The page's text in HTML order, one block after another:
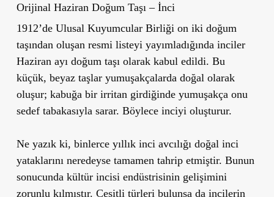
Orijinal Haziran Doğum Taşı – İnci
1912’de Ulusal Kuyumcular Birliği on iki doğum
taşından oluşan resmi listeyi yayımladığında inciler
Haziran ayı doğum taşı olarak kabul edildi. Bu
küçük, beyaz taşlar yumuşakçalarda doğal olarak
oluşur; kabuğa bir irritan girdiğinde yumuşakça onu
sedef tabakasıyla sarar. Böylece inciyi oluşturur.
Ne yazık ki, binlerce yıllık inci avcılığı doğal inci
yataklarını neredeyse tamamen tahrip etmiştir. Bunun
sonucunda kültür incisi endüstrisinin gelişimini
zorunlu kılmıştır. Çeşitli türleri bulunsa da incilerin